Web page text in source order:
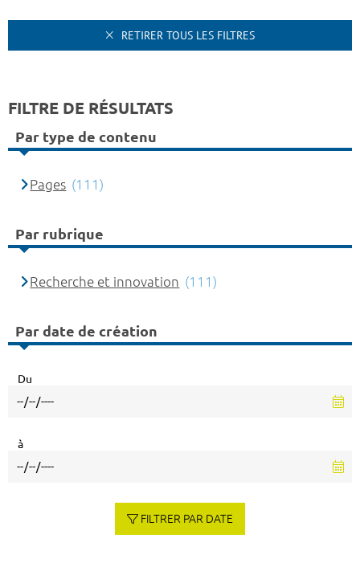
RETIRER TOUS LES FILTRES
FILTRE DE RÉSULTATS
Par type de contenu
Pages (111)
Par rubrique
Recherche et innovation (111)
Par date de création
Du
à
FILTRER PAR DATE